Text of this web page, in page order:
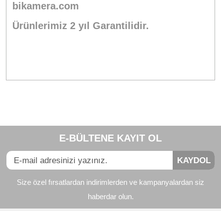
bikamera.com
Ürünlerimiz 2 yıl Garantilidir.
Yorum Yaz
Görüş ve önerileriniz için teşekkür ederiz.
Ürün bilgilerinde hatalar bulunuyor.
E-BÜLTENE KAYIT OL
KAYDOL
Size özel fırsatlardan indirimlerden ve kampanyalardan siz
haberdar olun.